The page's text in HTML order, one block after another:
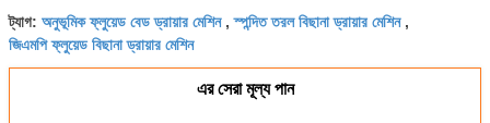
ট্যাগ: অনুভূমিক ফ্লুয়েড বেড ড্রায়ার মেশিন,স্পন্দিত তরল বিছানা ড্রায়ার মেশিন,
জিএমপি ফ্লুয়েড বিছানা ড্রায়ার মেশিন
এর সেরা মূল্য পান